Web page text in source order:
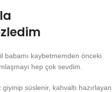
babamı kaybetmemden önceki
hep çok sevdim.
süslenir, kahvaltı hazırlayan